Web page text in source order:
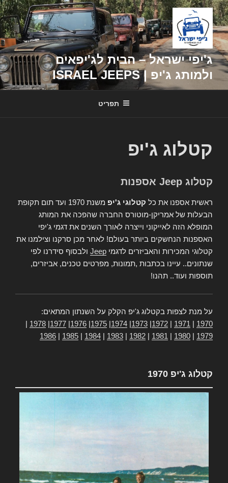
דילוג
לתוכן
ג'יפי ישראל – הבית לג'יפאים
ולמותג ג'יפ | ISRAEL JEEPS
תפריט
קטלוג ג'יפ
קטלוג Jeep אספנות
ראשית אספנו את כל קטלוגי ג'יפ
משנת 1970 ועד תום תקופת
הבעלות של אמריקן-מוטורס החברה שהפכה את המותג
המופלא הזה לאייקוני וייצרה לאורך השנים את דגמי ג'יפי
האספנות הנחשקים ביותר בעולם! לאחר מכן סרקנו וצילמנו את
קטלוגי המכירות והאביזרים לדגמי Jeep ולבסוף סידרנו לפי
שנתונים.. עיינו בכתבות ,תמונות, מפרטים טכנים, אביזרים,
תוספות ועוד.. תהנו!
על מנת לצפות בקטלוג ג'יפ הקלק על השנתון המתאים:
1970
1971
1972
1973
1974
1975
1976
1977
1978
1979
1980
1981
1982
1983
1984
1985
1986
קטלוג ג'יפ 1970